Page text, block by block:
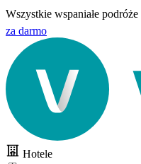
Wszystkie wspaniałe podróże
za darmo
Hotele